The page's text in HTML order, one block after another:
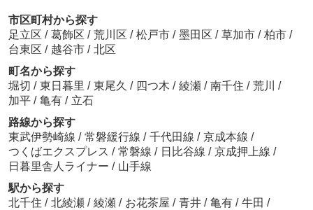
市区町村から探す
足立区 / 葛飾区 / 荒川区 / 松戸市 / 墨田区 / 草加市 / 柏市 /
台東区 / 越谷市 / 北区
町名から探す
堀切 / 東日暮里 / 東尾久 / 四つ木 / 綾瀬 / 南千住 / 荒川 /
加平 / 亀有 / 立石
路線から探す
東武伊勢崎線 / 常磐緩行線 / 千代田線 / 京成本線 /
つくばエクスプレス / 常磐線 / 日比谷線 / 京成押上線 /
日暮里舎人ライナー / 山手線
駅から探す
北千住 / 北綾瀬 / 綾瀬 / お花茶屋 / 青井 / 亀有 / 牛田 /